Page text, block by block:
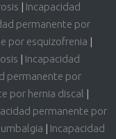
| Incapacidad
permanente por
por esquizofrenia |
| Incapacidad
permanente por
por hernia discal |
permanente por
| Incapacidad